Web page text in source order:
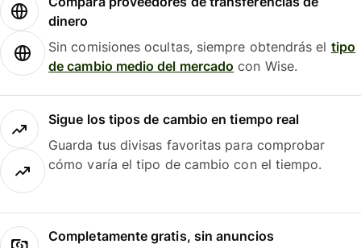
dinero
Sin comisiones ocultas, siempre obtendrás el tipo
de cambio medio del mercado con Wise.
Sigue los tipos de cambio en tiempo real
Guarda tus divisas favoritas para comprobar
cómo varía el tipo de cambio con el tiempo.
Completamente gratis, sin anuncios